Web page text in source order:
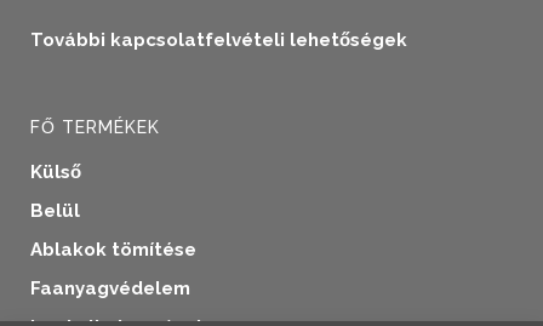
További kapcsolatfelvételi lehetőségek
FŐ TERMÉKEK
Külső
Belül
Ablakok tömítése
Faanyagvédelem